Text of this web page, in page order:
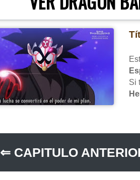
Si
⇐ CAPITULO